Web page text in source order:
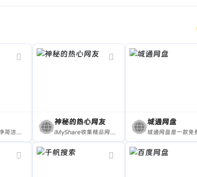
大盘搜,一个干净简洁的阿里云盘资源搜索站点
神秘的热心网友
iMyShare收集精品网络免费资源，包括资源网站、BT种子磁力搜索、网盘搜索、免费视频、免费音乐、免费电子书、实用软件、在线工具、有趣的网站、办公素材、免费漫画网站、免费动漫和各类资源，欢迎前来探索。
城通网盘